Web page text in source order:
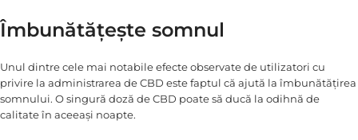
Îmbunătățește somnul
Unul dintre cele mai notabile efecte observate de utilizatori cu
privire la administrarea de CBD este faptul că ajută la îmbunătățirea
somnului. O singură doză de CBD poate să ducă la odihnă de
calitate în aceeași noapte.